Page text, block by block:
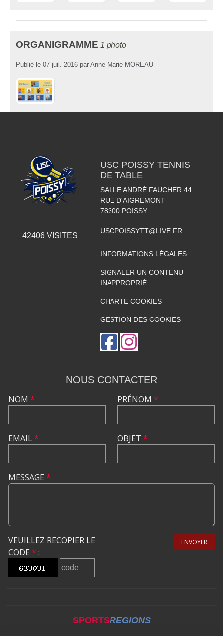
ORGANIGRAMME 1 photo
Publié le 07 juil. 2016 par Anne-Marie MOREAU
42406VISITES
USC POISSY TENNIS
DE TABLE
SALLE ANDRÉ FAUCHER 44
RUE D'AIGREMONT
78300 POISSY
USCPOISSYTT@LIVE.FR
INFORMATIONS LÉGALES
SIGNALER UN CONTENU
INAPPROPRIÉ
CHARTE COOKIES
GESTION DES COOKIES
NOUS CONTACTER
NOM *
EMAIL*
PRÉNOM *
OBJET *
MESSAGE *
VEUILLEZ RECOPIER LE
CODE * :
ENVOYER
SPORTSREGIONS